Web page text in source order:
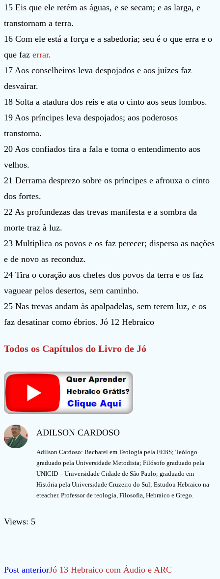
15 Eis que ele retém as águas, e se secam; e as larga, e
transtornam a terra.
16 Com ele está a força e a sabedoria; seu é o que erra e o
que faz errar.
17 Aos conselheiros leva despojados e aos juízes faz
desvairar.
18 Solta a atadura dos reis e ata o cinto aos seus lombos.
19 Aos príncipes leva despojados; aos poderosos
transtorna.
20 Aos confiados tira a fala e toma o entendimento aos
velhos.
21 Derrama desprezo sobre os príncipes e afrouxa o cinto
dos fortes.
22 As profundezas das trevas manifesta e a sombra da
morte traz à luz.
23 Multiplica os povos e os faz perecer; dispersa as nações
e de novo as reconduz.
24 Tira o coração aos chefes dos povos da terra e os faz
vaguear pelos desertos, sem caminho.
25 Nas trevas andam às apalpadelas, sem terem luz, e os
faz desatinar como ébrios. Jó 12 Hebraico
Todos os Capítulos do Livro de Jó
ADILSON CARDOSO
Adilson Cardoso: Bacharel em Teologia pela FEBS; Teólogo
graduado pela Universidade Metodista; Filósofo graduado pela
UNICID – Universidade Cidade de São Paulo; graduado em
História pela Universidade Cruzeiro do Sul; Estudou Hebraico na
eteacher. Professor de teologia, Filosofia, Hebraico e Grego.
Views: 5
Leia
Post anteriorJó 13 Hebraico com Áudio e ARC